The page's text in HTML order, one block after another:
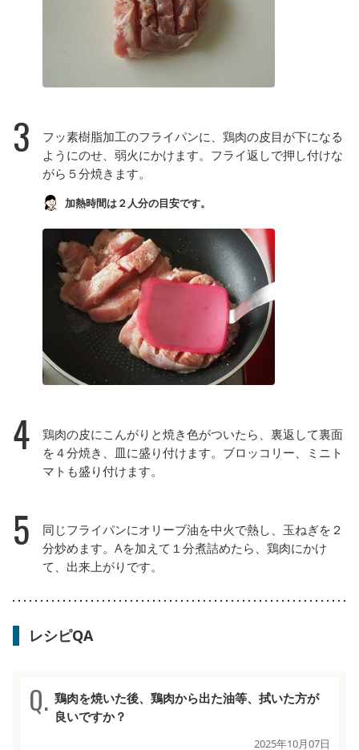
3
フッ素樹脂加工のフライパンに、鶏肉の皮目が下になる
ようにのせ、弱火にかけます。フライ返しで押し付けな
がら５分焼きます。
加熱時間は２人分の目安です。
4
鶏肉の皮にこんがりと焼き色がついたら、裏返して裏面
を４分焼き、皿に盛り付けます。ブロッコリー、ミニト
マトも盛り付けます。
5
同じフライパンにオリーブ油を中火で熱し、玉ねぎを２
分炒めます。Aを加えて１分煮詰めたら、鶏肉にかけ
て、出来上がりです。
レシピQA
鶏肉を焼いた後、鶏肉から出た油等、拭いた方が
良いですか？
2025年10月07日